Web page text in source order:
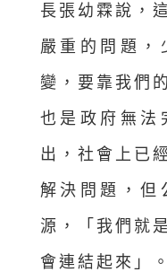
長張幼霖說，
嚴重的問題，
變，要靠我們
也是政府無法
出，社會上已
解決問題，但
源，「我們就
會連結起來」。